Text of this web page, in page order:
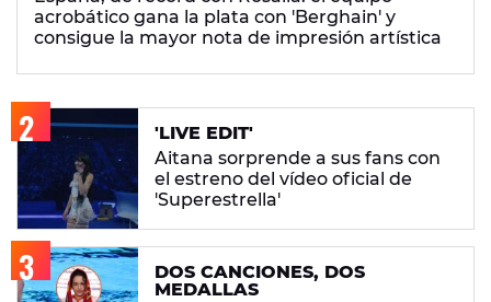
acrobático gana la plata con 'Berghain' y
consigue la mayor nota de impresión artística
'LIVE EDIT'
Aitana sorprende a sus fans con
el estreno del vídeo oficial de
'Superestrella'
DOS CANCIONES, DOS
MEDALLAS